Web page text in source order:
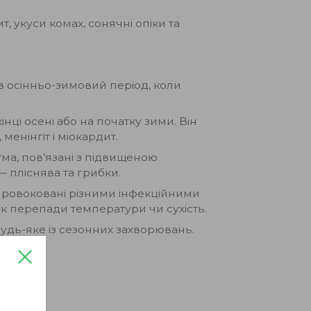
укуси комах, сонячні опіки та
осінньо-зимовий період, коли
осені або на початку зими. Він
і міокардит.
пов’язані з підвищеною
пліснява та грибки.
різними інфекційними
перепади температури чи сухість.
яке із сезонних захворювань.